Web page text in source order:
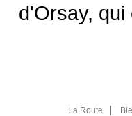
d'Orsay,
La Route